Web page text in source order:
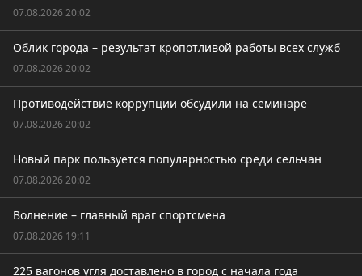
07.08.2026 20:02
Облик города – результат кропотливой работы всех служб
07.08.2026 20:02
Противодействие коррупции обсудили на семинаре
07.08.2026 20:02
Новый парк пользуется популярностью среди сельчан
07.08.2026 20:02
Волнение – главный враг спортсмена
07.08.2026 19:11
225 вагонов угля доставлено в город с начала года